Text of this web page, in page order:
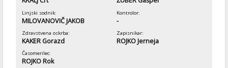
Linjski sodnik:
MILOVANOVIČ JAKOB
Kontrolor:
-
Zdravstvena oskrba:
KAKER Gorazd
Zapisnikar:
ROJKO Jerneja
Časomerilec:
ROJKO Rok